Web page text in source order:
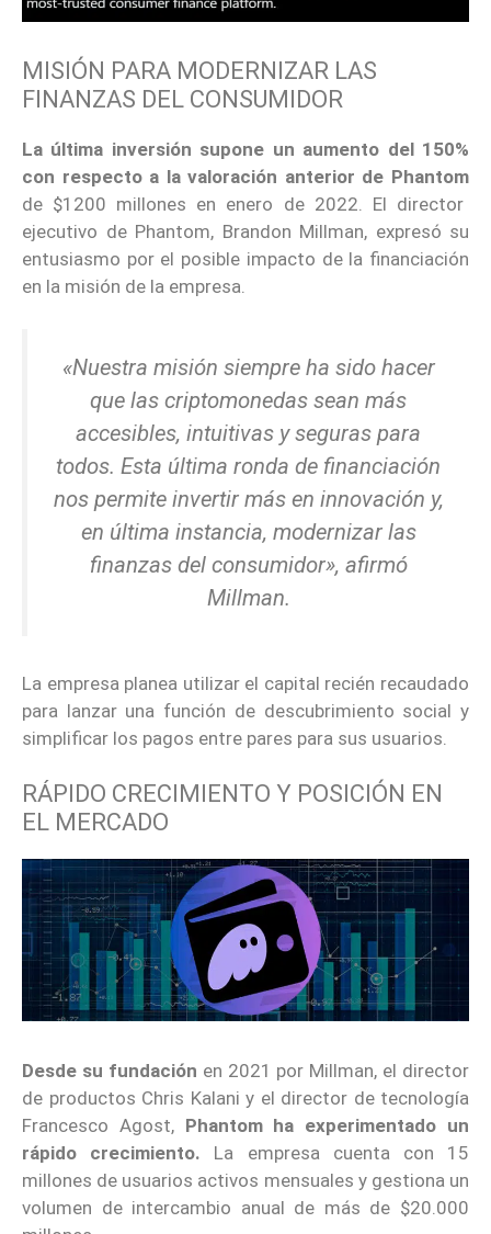
MISIÓN PARA MODERNIZAR LAS
FINANZAS DEL CONSUMIDOR
La última inversión supone un aumento del 150%
con respecto a la valoración anterior de Phantom
de $1200 millones en enero de 2022. El director
ejecutivo de Phantom, Brandon Millman, expresó su
entusiasmo por el posible impacto de la financiación
en la misión de la empresa.
«Nuestra misión siempre ha sido hacer
que las criptomonedas sean más
accesibles, intuitivas y seguras para
todos. Esta última ronda de financiación
nos permite invertir más en innovación y,
en última instancia, modernizar las
finanzas del consumidor», afirmó
Millman.
La empresa planea utilizar el capital recién recaudado
para lanzar una función de descubrimiento social y
simplificar los pagos entre pares para sus usuarios.
RÁPIDO CRECIMIENTO Y POSICIÓN EN
EL MERCADO
Desde su fundación en 2021 por Millman, el director
de productos Chris Kalani y el director de tecnología
Francesco Agost, Phantom ha experimentado un
rápido crecimiento. La empresa cuenta con 15
millones de usuarios activos mensuales y gestiona un
volumen de intercambio anual de más de $20.000